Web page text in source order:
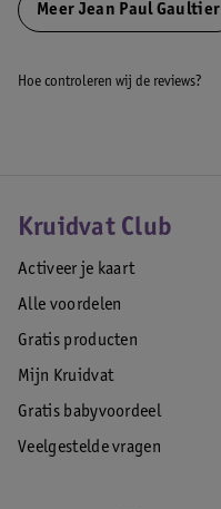
Meer Jean Paul Gaultier
Hoe controleren wij de reviews?
Kruidvat Club
Activeer je kaart
Alle voordelen
Gratis producten
Mijn Kruidvat
Gratis babyvoordeel
Veelgestelde vragen